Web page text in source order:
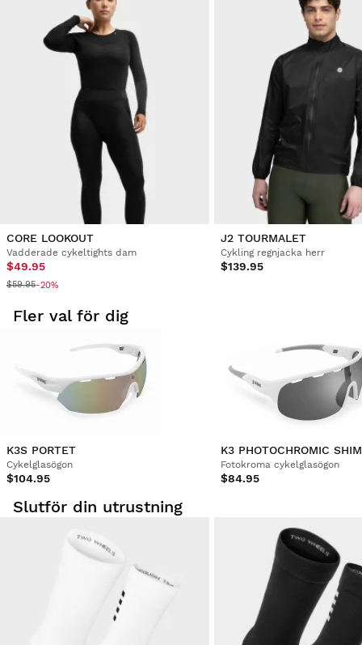
CORE LOOKOUT
Vadderade cykeltights dam
$49.95
$59.95-20%
J2 TOURMALET
Cykling regnjacka herr
$139.95
Fler val för dig
K3S PORTET
Cykelglasögon
$104.95
Fotokroma cykelglasögon
$84.95
Slutför din utrustning